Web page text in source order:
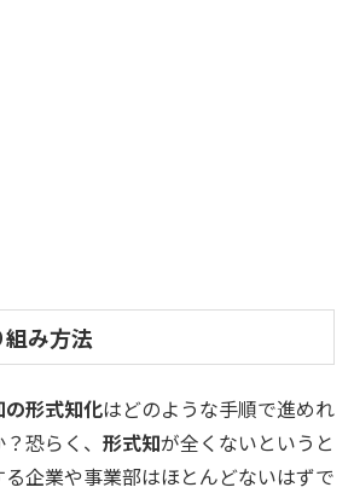
み方法
の形式知化はどのような手順で進めれ
恐らく、 形式知が全くないというと
企業や事業部はほとんどないはずで